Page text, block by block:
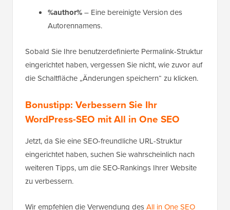
%author%– Eine bereinigte Version des
Autorennamens.
Sobald Sie Ihre benutzerdefinierte Permalink-Struktur
eingerichtet haben, vergessen Sie nicht, wie zuvor auf
die Schaltfläche „Änderungen speichern“ zu klicken.
Bonustipp: Verbessern Sie Ihr
WordPress-SEO mit All in One SEO
Jetzt, da Sie eine SEO-freundliche URL-Struktur
eingerichtet haben, suchen Sie wahrscheinlich nach
weiteren Tipps, um die SEO-Rankings Ihrer Website
zu verbessern.
Wir empfehlen die Verwendung desAll in One SEO